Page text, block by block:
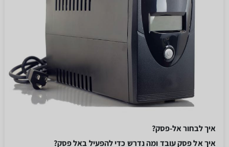
איך לבחור אל-פסק?
איך אל פסק עובד ומה נדרש כדי להפעיל באל פסק?